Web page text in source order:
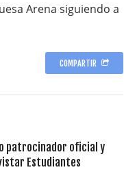
Arena siguiendo a
COMPARTIR
patrocinador oficial y
Estudiantes